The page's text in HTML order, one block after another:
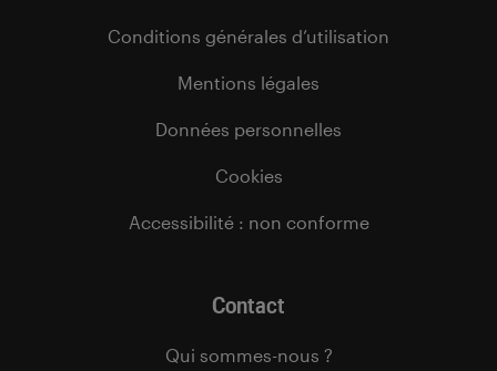
Conditions générales d’utilisation
Mentions légales
Données personnelles
Cookies
Accessibilité : non conforme
Contact
Qui sommes-nous ?